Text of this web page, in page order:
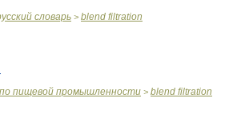
словарь > blend filtration
по пищевой промышленности > blend filtration